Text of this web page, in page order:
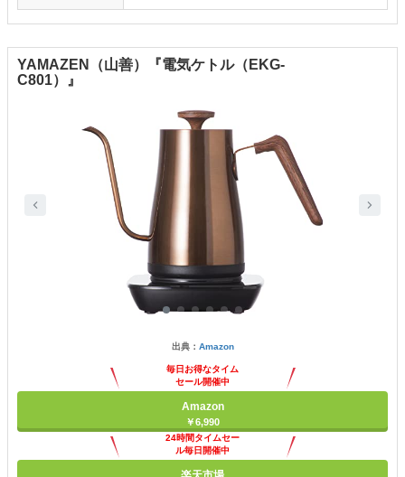
YAMAZEN（山善）『電気ケトル（EKG-
C801）』
出典： Amazon
毎日お得なタイム
セール開催中
Amazon
￥6,990
24時間タイムセー
ル毎日開催中